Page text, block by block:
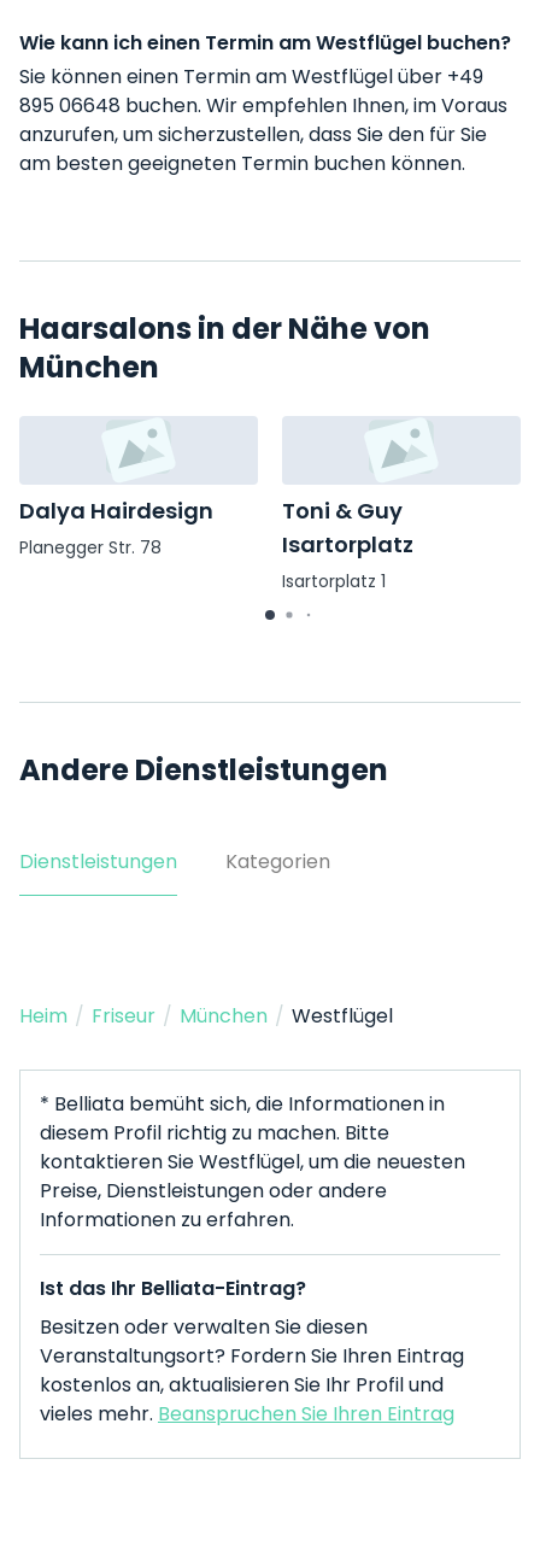
Wie kann ich einen Termin am Westflügel buchen?
Sie können einen Termin am Westflügel über +49
895 06648 buchen. Wir empfehlen Ihnen, im Voraus
anzurufen, um sicherzustellen, dass Sie den für Sie
am besten geeigneten Termin buchen können.
Haarsalons in der Nähe von
München
Dalya Hairdesign
Planegger Str. 78
Toni & Guy
Isartorplatz
Isartorplatz 1
Andere Dienstleistungen
Dienstleistungen Kategorien
Heim / Friseur / München / Westflügel
* Belliata bemüht sich, die Informationen in
diesem Profil richtig zu machen. Bitte
kontaktieren Sie Westflügel, um die neuesten
Preise, Dienstleistungen oder andere
Informationen zu erfahren.
Ist das Ihr Belliata-Eintrag?
Besitzen oder verwalten Sie diesen
Veranstaltungsort? Fordern Sie Ihren Eintrag
kostenlos an, aktualisieren Sie Ihr Profil und
vieles mehr. Beanspruchen Sie Ihren Eintrag